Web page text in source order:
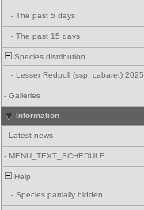
- The past 5 days
- The past 15 days
Species distribution
- Lesser Redpoll (ssp. cabaret) 2025
- Galleries
Information
- Latest news
- MENU_TEXT_SCHEDULE
Help
- Species partially hidden